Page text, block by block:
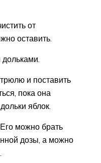
от
оставить.
и поставить
пока она
яблок.
можно брать
дозы, а можно